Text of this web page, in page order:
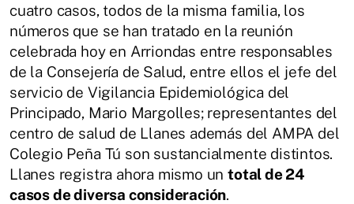
cuatro casos, todos de la misma familia, los
números que se han tratado en la reunión
celebrada hoy en Arriondas entre responsables
de la Consejería de Salud, entre ellos el jefe del
servicio de Vigilancia Epidemiológica del
Principado, Mario Margolles; representantes del
centro de salud de Llanes además del AMPA del
Colegio Peña Tú son sustancialmente distintos.
Llanes registra ahora mismo untotal de 24
casos de diversa consideración.